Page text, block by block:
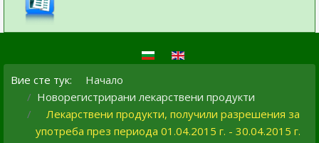
Вие сте тук:
Начало
Новорегистрирани лекарствени продукти
Лекарствени продукти, получили разрешения за
употреба през периода 01.04.2015 г. - 30.04.2015 г.